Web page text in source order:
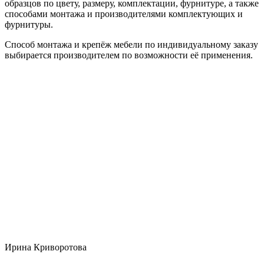
образцов по цвету, размеру, комплектации, фурнитуре, а также
способами монтажа и производителями комплектующих и
фурнитуры.
Способ монтажа и крепёж мебели по индивидуальному заказу
выбирается производителем по возможности её применения.
Ирина Криворотова